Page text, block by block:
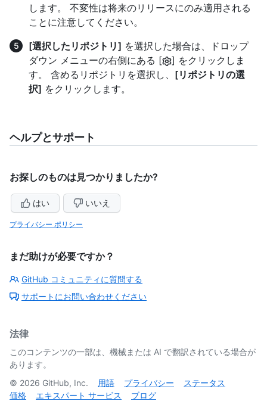
します。 不変性は将来のリリースにのみ適用される
ことに注意してください。
[選択したリポジトリ] を選択した場合は、ドロップ
ダウン メニューの右側にある [
] をクリックしま
す。 含めるリポジトリを選択し、 [リポジトリの選
択] をクリックします。
ヘルプとサポート
お探しのものは見つかりましたか?
はい いいえ
プライバシー ポリシー
まだ助けが必要ですか？
GitHub コミュニティに質問する
サポートにお問い合わせください
法律
このコンテンツの一部は、機械または AI で翻訳されている場合が
あります。
© 2026 GitHub, Inc. 用語 プライバシー
ステータス
価格
エキスパート サービス ブログ